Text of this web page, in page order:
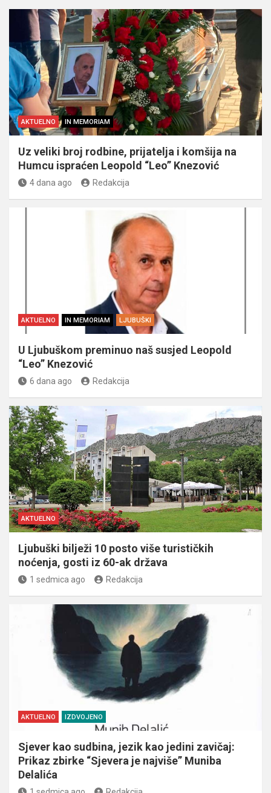
AKTUELNO IN MEMORIAM
Uz veliki broj rodbine, prijatelja i komšija na
Humcu ispraćen Leopold “Leo” Knezović
4 dana ago Redakcija
AKTUELNO IN MEMORIAM LJUBUŠKI
U Ljubuškom preminuo naš susjed Leopold
“Leo” Knezović
6 dana ago Redakcija
AKTUELNO
Ljubuški bilježi 10 posto više turističkih
noćenja, gosti iz 60-ak država
1 sedmica ago Redakcija
AKTUELNO IZDVOJENO
Sjever kao sudbina, jezik kao jedini zavičaj:
Prikaz zbirke “Sjevera je najviše” Muniba
Delalića